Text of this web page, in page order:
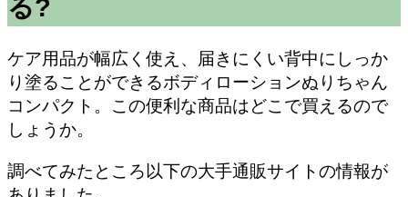
る?
ケア用品が幅広く使え、届きにくい背中にしっか
り塗ることができるボディローションぬりちゃん
コンパクト。この便利な商品はどこで買えるので
しょうか。
調べてみたところ以下の大手通販サイトの情報が